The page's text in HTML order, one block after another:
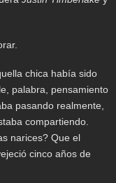
chica había sido
palabra, pensamiento
pasando realmente,
compartiendo.
narices? Que el
cinco años de